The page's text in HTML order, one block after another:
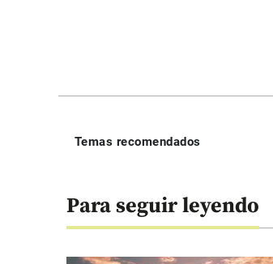
Temas recomendados
Para seguir leyendo